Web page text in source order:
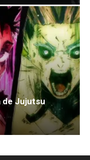
de Jujutsu